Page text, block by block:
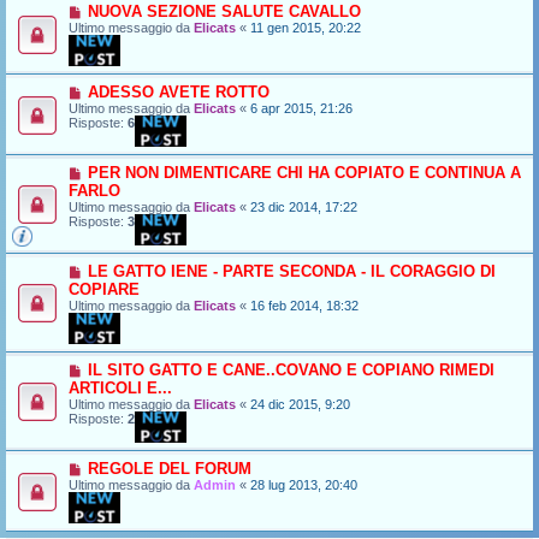
NUOVA SEZIONE SALUTE CAVALLO
Ultimo messaggio da Elicats « 11 gen 2015, 20:22
ADESSO AVETE ROTTO
Ultimo messaggio da Elicats « 6 apr 2015, 21:26
Risposte: 6
PER NON DIMENTICARE CHI HA COPIATO E CONTINUA A
FARLO
Ultimo messaggio da Elicats « 23 dic 2014, 17:22
Risposte: 3
LE GATTO IENE - PARTE SECONDA - IL CORAGGIO DI
COPIARE
Ultimo messaggio da Elicats « 16 feb 2014, 18:32
IL SITO GATTO E CANE..COVANO E COPIANO RIMEDI
ARTICOLI E...
Ultimo messaggio da Elicats « 24 dic 2015, 9:20
Risposte: 2
REGOLE DEL FORUM
Ultimo messaggio da Admin « 28 lug 2013, 20:40